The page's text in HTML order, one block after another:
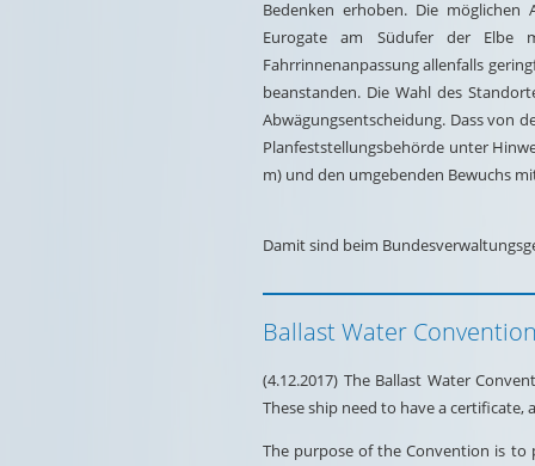
Bedenken erhoben. Die möglichen
Eurogate am Südufer der Elbe
Fahrrinnenanpassung allenfalls
beanstanden. Die Wahl des
Abwägungsentscheidung. Dass von
Planfeststellungsbehörde unter
m) und den umgebenden Bewuchs
Damit sind beim
Ballast Water
(4.12.2017) The Ballast Water
These ship need to have a
The purpose of the Convention is to